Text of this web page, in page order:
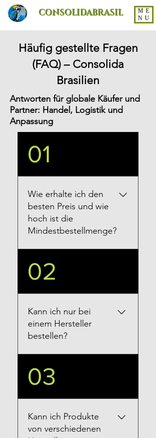
CONSOLIDABRASIL
ME
NU
Häufig gestellte Fragen
(FAQ) – Consolida
Brasilien
Antworten für globale Käufer und
Partner: Handel, Logistik und
Anpassung
01
Wie erhalte ich den
besten Preis und wie
hoch ist die
Mindestbestellmenge?
Großhändler, Distributor
oder E-Commerce
importieren, wenden Sie
sich an
sales@consolidabrazil.co
m
02
Kann ich nur bei
einem Hersteller
bestellen?
bestimmten Hersteller
(Fabrik) entscheiden,
erfolgt die
Zahlungsüberweisung
(per Bank Swift) direkt an
den Hersteller. Wir
03
Kann ich Produkte
von verschiedenen